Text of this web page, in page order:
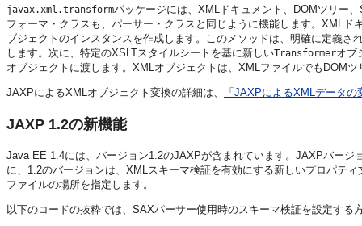
javax.xml.transformパッケージには、XMLドキュメント、DOMツリー
フォーマ・クラスも、パーサー・クラスと同じように機能します。XMLド
ブジェクトのインスタンスを作成します。このメソッドは、明確に定義
します。次に、特定のXSLTスタイルシートを基に新しいTransformerオブ
オブジェクトに渡します。XMLオブジェクトは、XMLファイルでもDOM
JAXPによるXMLオブジェクト変換の詳細は、 「JAXPによるXMLデータの
JAXP 1.2の新機能
Java EE 1.4には、バージョン1.2のJAXPが含まれています。JAXPバー
に、1.2のバージョンは、XMLスキーマ検証を有効にする新しいプロパテ
ファイルの場所を指定します。
以下のコードの抜粋では、SAXパーサー使用時のスキーマ検証を設定する